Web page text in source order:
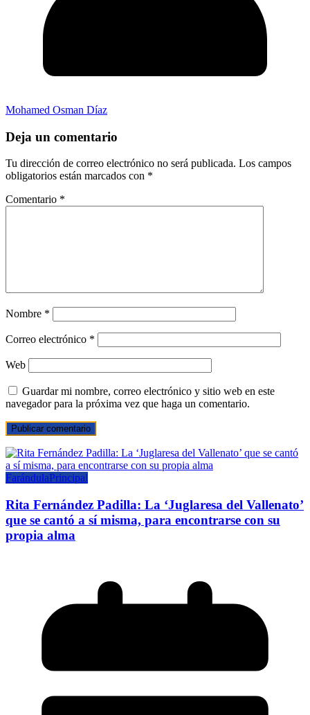
Mohamed Osman Díaz
Deja un comentario
Tu dirección de correo electrónico no será publicada. Los campos
obligatorios están marcados con *
Comentario *
Nombre *
Correo electrónico *
Web
Guardar mi nombre, correo electrónico y sitio web en este
navegador para la próxima vez que haga un comentario.
FarándulaPrincipal
Rita Fernández Padilla: La ‘Juglaresa del Vallenato’
que se cantó a sí misma, para encontrarse con su
propia alma